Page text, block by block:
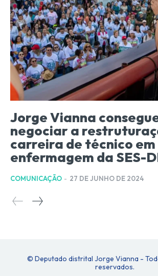
Jorge Vianna
negociar a
carreira de técnico em
enfermagem da SES-
COMUNICAÇÃO - 27 DE JUNHO DE 2024
© Deputado distrital Jorge Vianna -
reservados.